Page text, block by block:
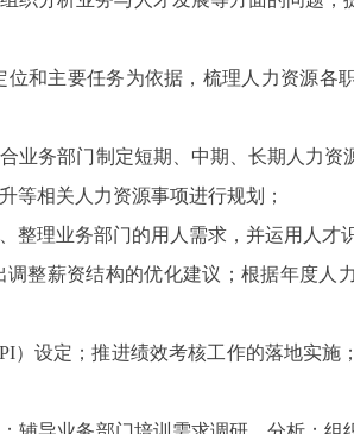
主要任务为依据，梳理人力资源各
业务部门制定短期、中期、长期人力资
等相关人力资源事项进行规划；
整理业务部门的用人需求，并运用人才
整薪资结构的优化建议；根据年度人
）设定；推进绩效考核工作的落地实施